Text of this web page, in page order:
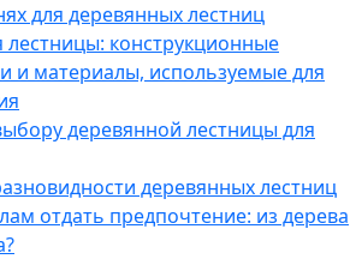
для деревянных лестниц
лестницы: конструкционные
и материалы, используемые для
деревянной лестницы для
деревянных лестниц
отдать предпочтение: из дерева